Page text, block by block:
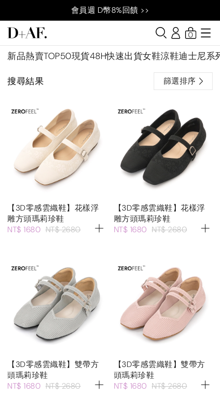
會員週 D幣8%回饋 >>
新品熱賣TOP50現貨48H快速出貨女鞋涼鞋迪士尼系
0
搜尋結果 篩選排序
【3D零感雲織鞋】花樣浮
雕方頭瑪莉珍鞋
NT$ 1680 NT$ 2680
【3D零感雲織鞋】花樣浮
雕方頭瑪莉珍鞋
NT$ 1680 NT$ 2680
【3D零感雲織鞋】雙帶方
頭瑪莉珍鞋
NT$ 1680 NT$ 2680
【3D零感雲織鞋】雙帶方
頭瑪莉珍鞋
NT$ 1680 NT$ 2680